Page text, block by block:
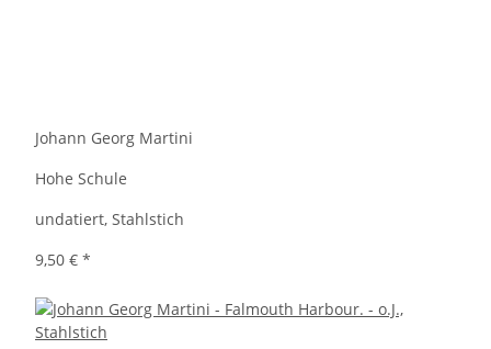
Johann Georg Martini
Hohe Schule
undatiert, Stahlstich
9,50 € *